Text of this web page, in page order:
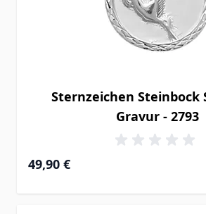
Sternzeichen Steinbock
Gravur - 2793
49,90 €